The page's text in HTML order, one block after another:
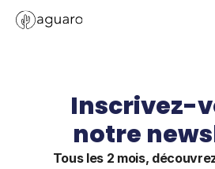
Inscrivez-
notre
Tous les 2 mois,